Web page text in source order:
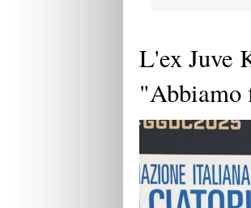
L'ex Juve
"Abbiamo